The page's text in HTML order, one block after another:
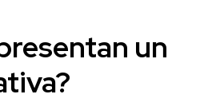
un
?